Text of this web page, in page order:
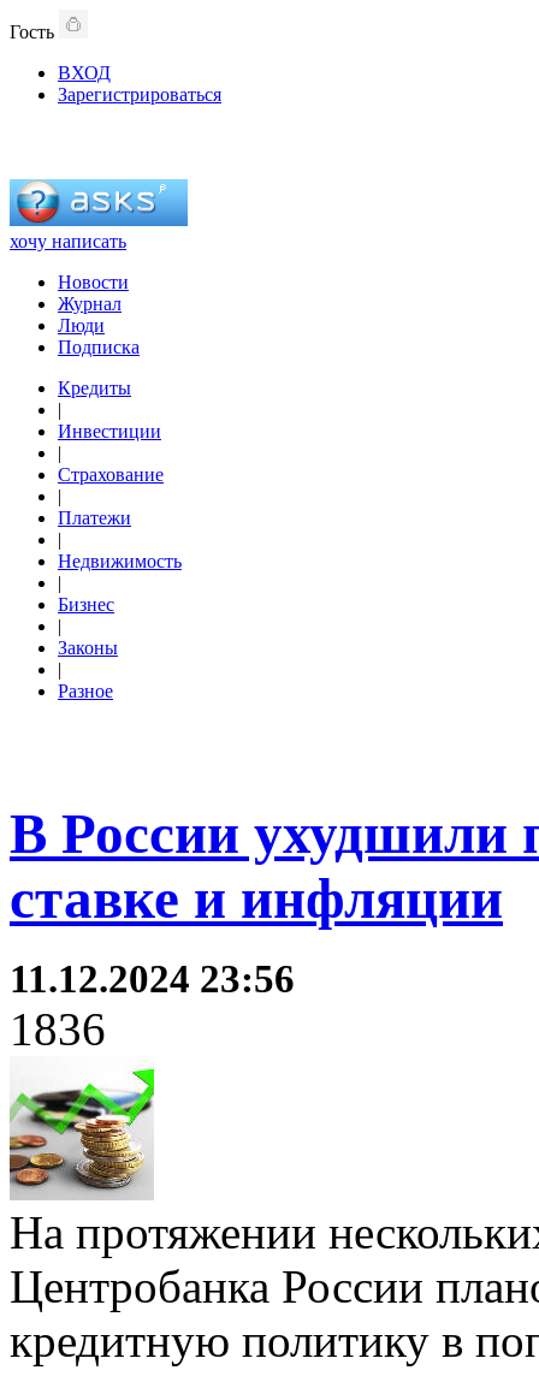
Гость
ВХОД
Зарегистрироваться
хочу написать
Новости
Журнал
Люди
Подписка
Кредиты
|
Инвестиции
|
Страхование
|
Платежи
|
Недвижимость
|
Бизнес
|
Законы
|
Разное
В России ухудшили
ставке и инфляции
11.12.2024 23:56
1836
На протяжении
Центробанка России
кредитную политику в